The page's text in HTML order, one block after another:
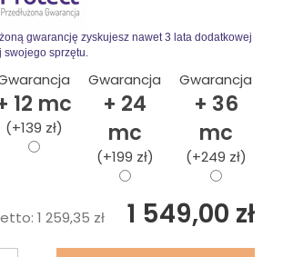
gwarancję zyskujesz nawet 3 lata dodatkowej
swojego sprzętu.
12 mc
(+139 zł)
Gwarancja
+ 24
mc
(+199 zł)
Gwarancja
+ 36
mc
(+249 zł)
1 259,35 zł 1 549,00 zł